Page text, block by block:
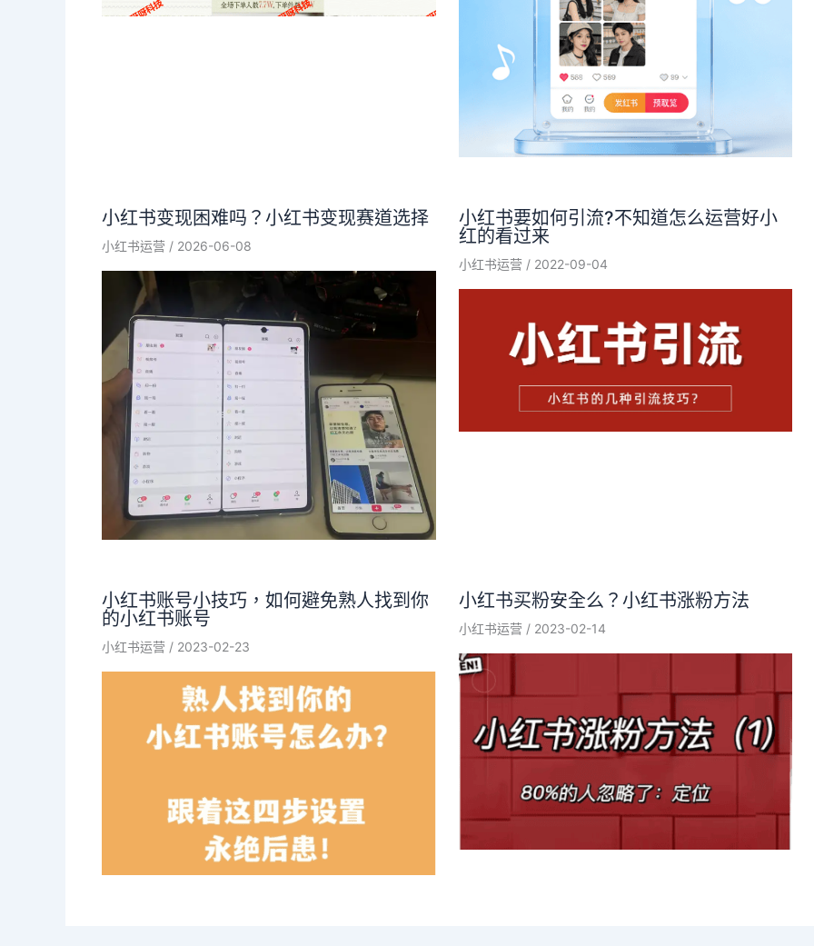
小红书变现困难吗？小红书变现赛道选择
小红书运营 / 2026-06-08
小红书要如何引流?不知道怎么运营好小
红的看过来
小红书运营 / 2022-09-04
小红书账号小技巧，如何避免熟人找到你
的小红书账号
小红书运营 / 2023-02-23
小红书买粉安全么？小红书涨粉方法
小红书运营 / 2023-02-14